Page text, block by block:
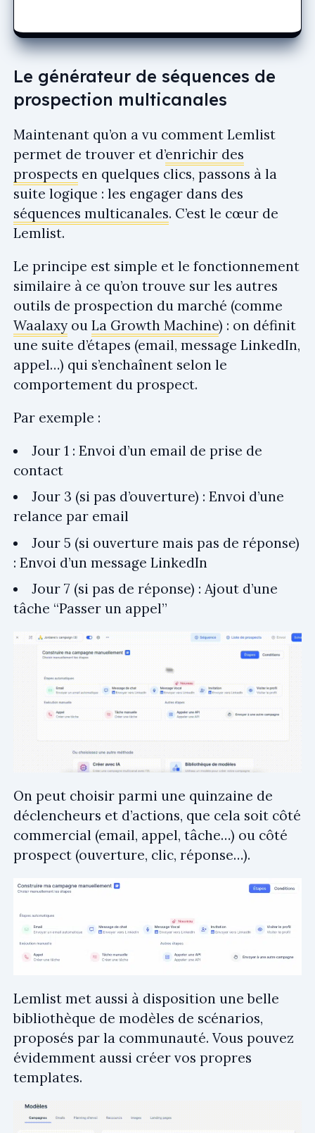
Le générateur de séquences de
prospection multicanales
Maintenant qu’on a vu comment Lemlist
permet de trouver et d’enrichir des
prospects en quelques clics, passons à la
suite logique : les engager dans des
séquences multicanales. C’est le cœur de
Lemlist.
Le principe est simple et le fonctionnement
similaire à ce qu’on trouve sur les autres
outils de prospection du marché (comme
Waalaxy ou La Growth Machine) : on définit
une suite d’étapes (email, message LinkedIn,
appel…) qui s’enchaînent selon le
comportement du prospect.
Par exemple :
Jour 1 : Envoi d’un email de prise de
contact
Jour 3 (si pas d’ouverture) : Envoi d’une
relance par email
Jour 5 (si ouverture mais pas de réponse)
: Envoi d’un message LinkedIn
Jour 7 (si pas de réponse) : Ajout d’une
tâche “Passer un appel”
On peut choisir parmi une quinzaine de
déclencheurs et d’actions, que cela soit côté
commercial (email, appel, tâche…) ou côté
prospect (ouverture, clic, réponse…).
Lemlist met aussi à disposition une belle
bibliothèque de modèles de scénarios,
proposés par la communauté. Vous pouvez
évidemment aussi créer vos propres
templates.